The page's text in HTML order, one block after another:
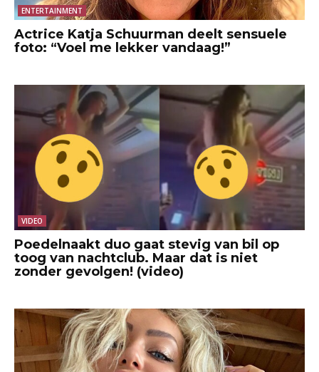
ENTERTAINMENT
Actrice Katja Schuurman deelt sensuele
foto: “Voel me lekker vandaag!”
VIDEO
Poedelnaakt duo gaat stevig van bil op
toog van nachtclub. Maar dat is niet
zonder gevolgen! (video)